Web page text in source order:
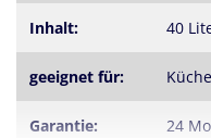
Inhalt: 40
geeignet für:
Garantie: 24